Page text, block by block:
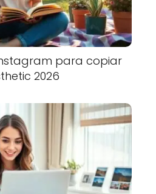
para copiar
2026